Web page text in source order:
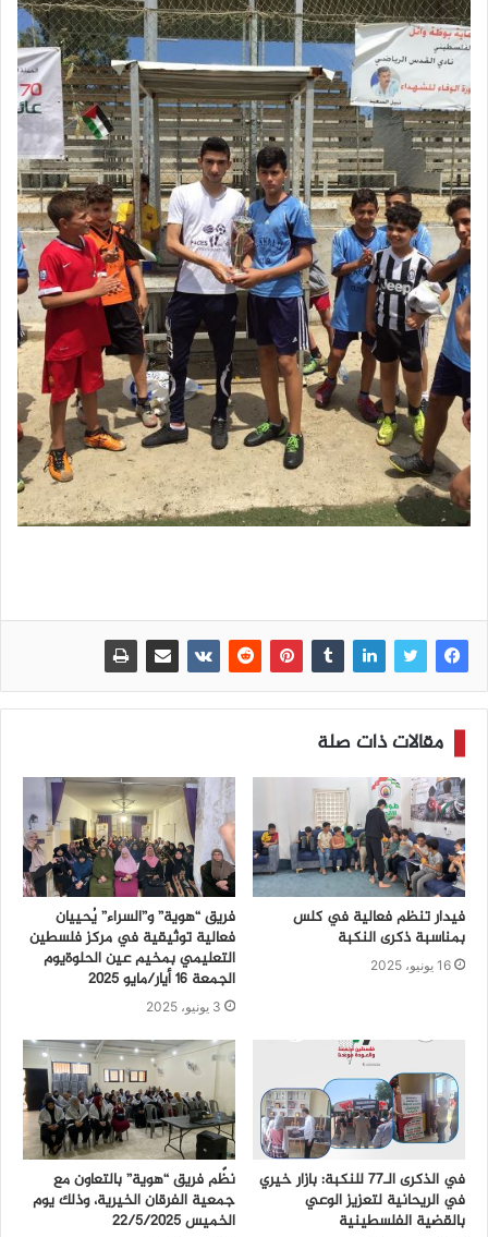
مقالات ذات صلة
فيدار تنظم فعالية في كلس
بمناسبة ذكرى النكبة
16 يونيو، 2025
فريق “هوية” و”السراء” يُحييان
فعالية توثيقية في مركز فلسطين
التعليمي بمخيم عين الحلوةيوم
الجمعة 16 أيار/مايو 2025
3 يونيو، 2025
في الذكرى الـ77 للنكبة: بازار خيري
في الريحانية لتعزيز الوعي
بالقضية الفلسطينية
نظّم فريق “هوية” بالتعاون مع
جمعية الفرقان الخيرية، وذلك يوم
الخميس 22/5/2025